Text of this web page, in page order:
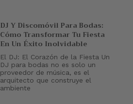
DJ Y Discomóvil Para Bodas:
Cómo Transformar Tu Fiesta
En Un Éxito Inolvidable
El DJ: El Corazón de la Fiesta Un
DJ para bodas no es solo un
proveedor de música, es el
arquitecto que construye el
ambiente